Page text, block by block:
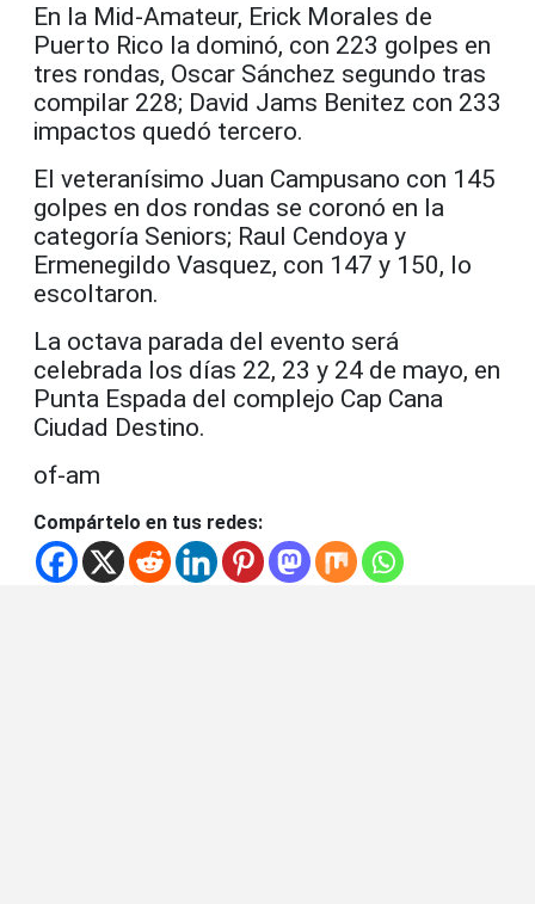
En la Mid-Amateur, Erick Morales de
Puerto Rico la dominó, con 223 golpes en
tres rondas, Oscar Sánchez segundo tras
compilar 228; David Jams Benitez con 233
impactos quedó tercero.
El veteranísimo Juan Campusano con 145
golpes en dos rondas se coronó en la
categoría Seniors; Raul Cendoya y
Ermenegildo Vasquez, con 147 y 150, lo
escoltaron.
La octava parada del evento será
celebrada los días 22, 23 y 24 de mayo, en
Punta Espada del complejo Cap Cana
Ciudad Destino.
of-am
Compártelo en tus redes: